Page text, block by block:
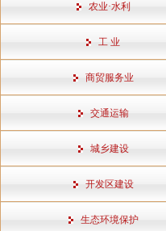
农业·水利
工 业
商贸服务业
交通运输
城乡建设
开发区建设
生态环境保护